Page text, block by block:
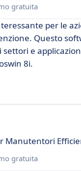
gratuita
per le
Questo
e
8i.
Manutentori
gratuita